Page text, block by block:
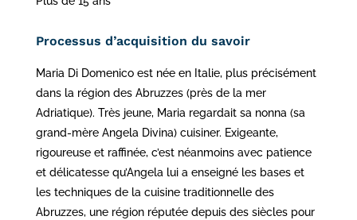
Processus d’acquisition du savoir
Maria Di Domenico est née en Italie, plus précisément
dans la région des Abruzzes (près de la mer
Adriatique). Très jeune, Maria regardait sa nonna (sa
grand-mère Angela Divina) cuisiner. Exigeante,
rigoureuse et raffinée, c’est néanmoins avec patience
et délicatesse qu’Angela lui a enseigné les bases et
les techniques de la cuisine traditionnelle des
Abruzzes, une région réputée depuis des siècles pour